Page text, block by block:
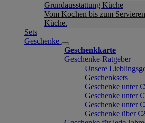
Grundausstattung Küche
Vom Kochen bis zum
Küche.
Sets
Geschenke
Geschenkkarte
Geschenke-Ratgeber
Unsere
Geschenksets
Geschenke unter
Geschenke unter
Geschenke unter
Geschenke über